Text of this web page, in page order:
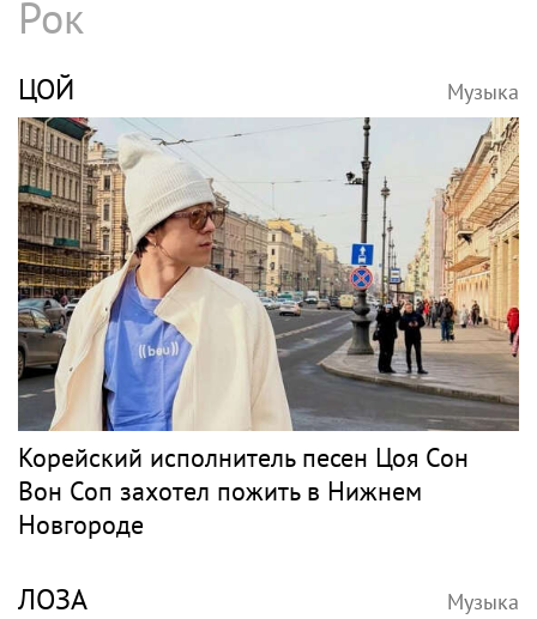
Рок
ЦОЙ Музыка
Корейский исполнитель песен Цоя Сон
Вон Соп захотел пожить в Нижнем
Новгороде
ЛОЗА Музыка